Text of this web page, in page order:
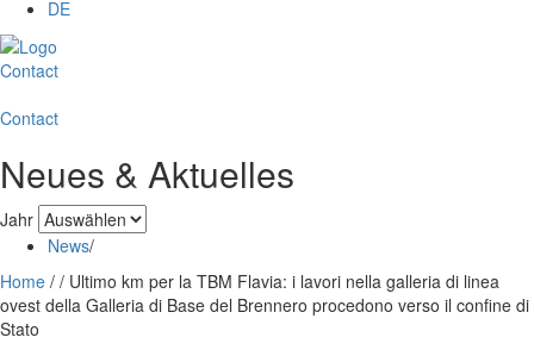
DE
Contact
Contact
Neues & Aktuelles
Jahr
News/
Home / / Ultimo km per la TBM Flavia: i lavori nella galleria di linea
ovest della Galleria di Base del Brennero procedono verso il confine di
Stato